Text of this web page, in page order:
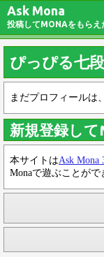
Ask Mona
投稿してMONAをもらえ
ぴっぴる七
まだプロフィールは
新規登録し
本サイトはAsk Mona
Monaで遊ぶことがで